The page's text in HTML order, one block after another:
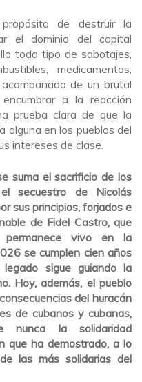
de destruir la
el dominio del capital
todo tipo de sabotajes,
medicamentos,
de un brutal
a la reacción
prueba clara de que la
alguna en los pueblos del
intereses de clase.
suma el sacrificio de los
secuestro de Nicolás
sus principios, forjados e
de Fidel Castro, que
permanece vivo en la
se cumplen cien años
sigue guiando la
Hoy, además, el pueblo
del huracán
de cubanos y cubanas,
nunca la solidaridad
que ha demostrado, a lo
las más solidarias del